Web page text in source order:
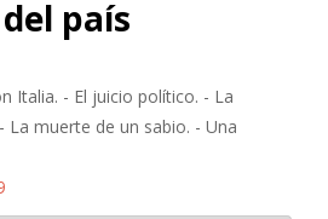
país
Italia. - El juicio político. - La
La muerte de un sabio. - Una